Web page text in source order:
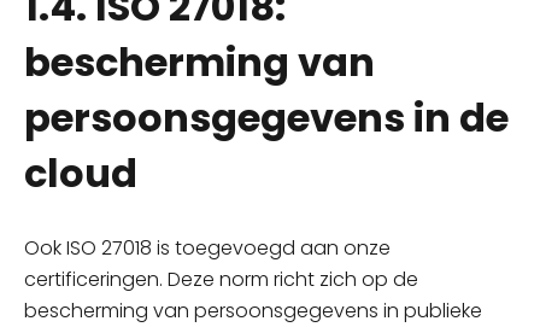
bescherming van
persoonsgegevens in de
cloud
Ook ISO 27018 is toegevoegd aan onze
certificeringen. Deze norm richt zich op de
bescherming van persoonsgegevens in publieke